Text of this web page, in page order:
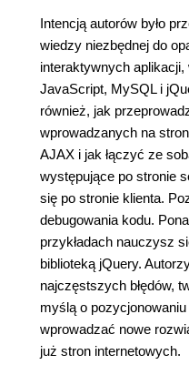
Intencją autorów było
wiedzy niezbędnej do
interaktywnych
JavaScript, MySQL i
również, jak
wprowadzanych na
AJAX i jak łączyć ze
występujące po stronie
się po stronie klienta.
debugowania kodu.
przykładach nauczysz
biblioteką jQuery.
najczęstszych błędów,
myślą o
wprowadzać nowe
już stron internetowych.